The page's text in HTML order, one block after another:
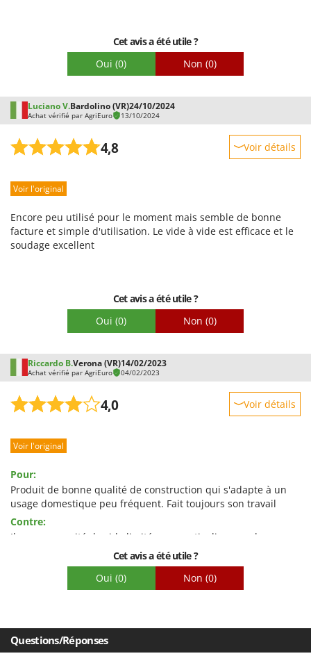
Unger
V
Verdemax
Volpi
W
Waldner
Weber
Wolf Garten
Wortex
Worx
Y
Zephir
Zodiac
Cet avis a été utile ?
Oui (0) Non (0)
Luciano V.Bardolino (VR)24/10/2024
Achat vérifié par AgriEuro 13/10/2024
4,8 Voir détails
Prestations
Qualité / Prix
Facilité de montage
Voir l'original
Encore peu utilisé pour le moment mais semble de bonne
facture et simple d'utilisation. Le vide à vide est efficace et le
soudage excellent
Cet avis a été utile ?
Oui (0) Non (0)
Riccardo B.Verona (VR)14/02/2023
Achat vérifié par AgriEuro 04/02/2023
4,0 Voir détails
Prestations
Qualité / Prix
Facilité de montage
Emballage
Voir l'original
Pour:
Produit de bonne qualité de construction qui s'adapte à un
usage domestique peu fréquent. Fait toujours son travail
Contre:
Il a une capacité de vide limitée, en particulier pour les
aliments humides. Mieux vaut continuer en utilisant la
fonction pulse
Cet avis a été utile ?
Oui (0) Non (0)
Questions/Réponses